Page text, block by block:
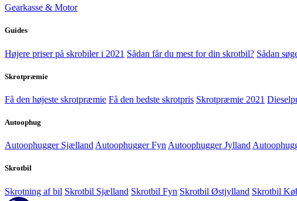
Gearkasse & Motor
Guides
Højere priser på skrobiler i 2021 Sådan får du mest for din skrotbil? Sådan
Skrotpræmie
Få den højeste skrotpræmie Få den bedste skrotpris Skrotpræmie 2021
Autoophug
Autoophugger Sjælland Autoophugger Fyn Autoophugger Jylland
Skrotbil
Skrotning af bil Skrotbil Sjælland Skrotbil Fyn Skrotbil Østjylland Skrotbil